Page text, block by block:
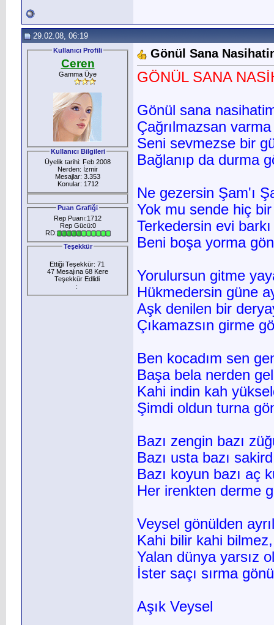
29.02.08, 06:19
Kullanıcı Profili
Ceren
Gamma Üye
Kullanıcı Bilgileri
Üyelik tarihi: Feb 2008
Nerden: İzmir
Mesajlar: 3.353
Konular: 1712
Puan Grafiği
Rep Puanı:1712
Rep Gücü:0
RD:
Teşekkür
Ettiği Teşekkür: 71
47 Mesajına 68 Kere
Teşekkür Edlidi
:
Gönül Sana
GÖNÜL SANA
Gönül sana
Çağrılmazsan
Seni sevmezse bir
Bağlanıp da durma
Ne gezersin Şam'ı
Yok mu sende hiç
Terkedersin evi barkı
Beni boşa yorma
Yorulursun gitme
Hükmedersin güne
Aşk denilen bir
Çıkamazsın girme
Ben kocadım sen
Başa bela nerden
Kahi indin kah
Şimdi oldun turna
Bazı zengin bazı
Bazı usta bazı sakird
Bazı koyun bazı aç
Her irenkten derme
Veysel gönülden
Kahi bilir kahi bilmez,
Yalan dünya yarsız
İster saçı sırma
Aşık Veysel